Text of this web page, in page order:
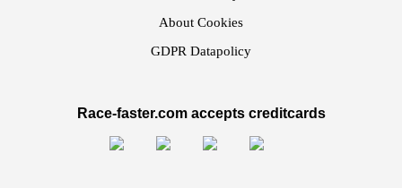
About Cookies
GDPR Datapolicy
Race-faster.com accepts creditcards